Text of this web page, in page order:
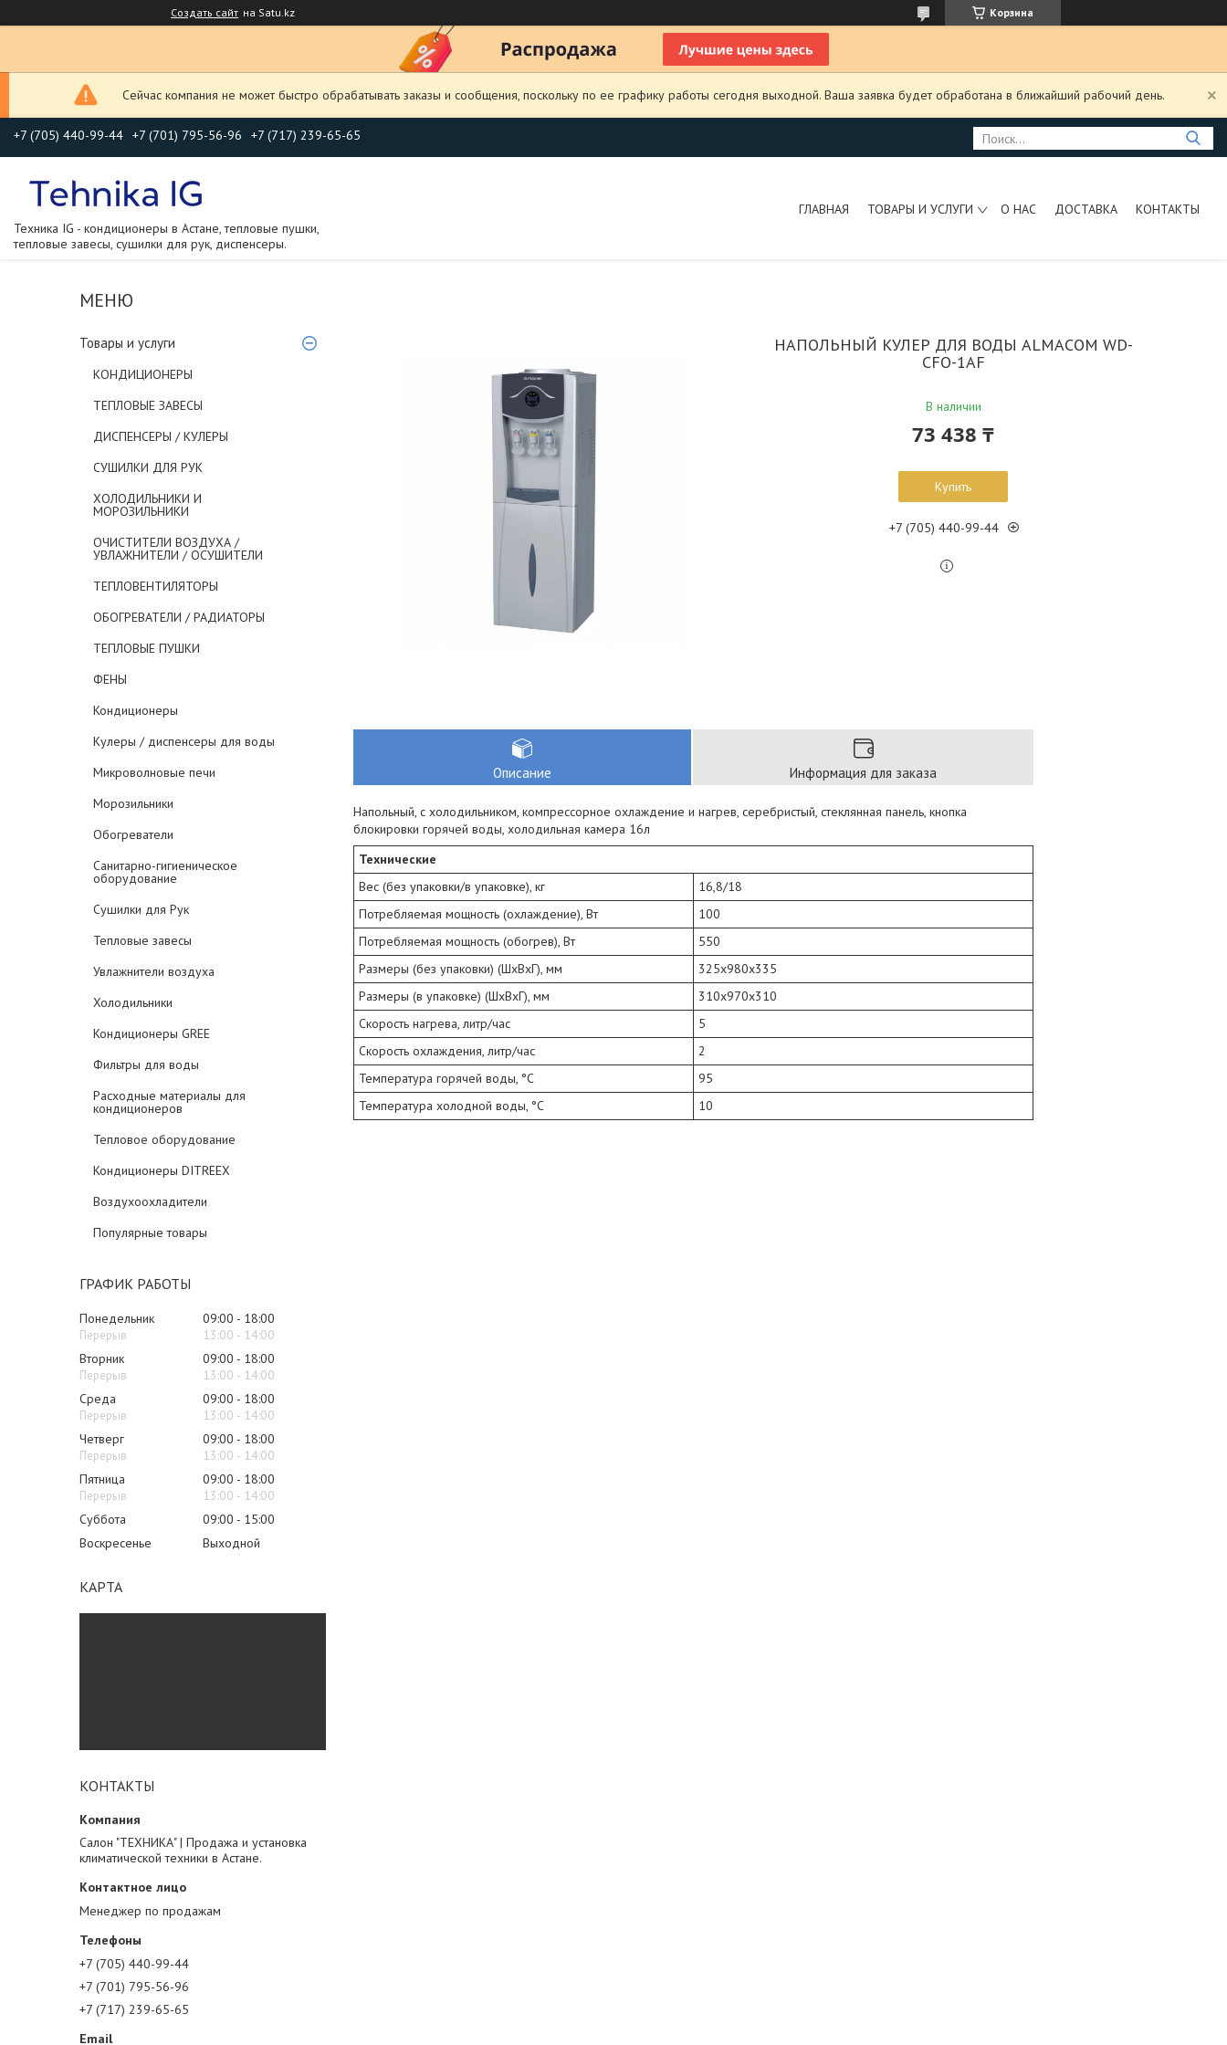
Создать сайт на Satu.kz Корзина
Сейчас компания не может быстро обрабатывать заказы и сообщения, поскольку по ее графику работы сегодня выходной. Ваша заявка будет обработана в ближайший рабочий день.
+7 (705) 440-99-44 +7 (701) 795-56-96 +7 (717) 239-65-65
Техника IG - кондиционеры в Астане, тепловые пушки,
тепловые завесы, сушилки для рук, диспенсеры.
ГЛАВНАЯ ТОВАРЫ И УСЛУГИ О НАС ДОСТАВКА КОНТАКТЫ
Товары и услуги
КОНДИЦИОНЕРЫ
ТЕПЛОВЫЕ ЗАВЕСЫ
ДИСПЕНСЕРЫ / КУЛЕРЫ
СУШИЛКИ ДЛЯ РУК
ХОЛОДИЛЬНИКИ И
МОРОЗИЛЬНИКИ
ОЧИСТИТЕЛИ ВОЗДУХА /
УВЛАЖНИТЕЛИ / ОСУШИТЕЛИ
ТЕПЛОВЕНТИЛЯТОРЫ
ОБОГРЕВАТЕЛИ / РАДИАТОРЫ
ТЕПЛОВЫЕ ПУШКИ
ФЕНЫ
Кондиционеры
Кулеры / диспенсеры для воды
Микроволновые печи
Морозильники
Обогреватели
Санитарно-гигиеническое
оборудование
Сушилки для Рук
Тепловые завесы
Увлажнители воздуха
Холодильники
Кондиционеры GREE
Фильтры для воды
Расходные материалы для
кондиционеров
Тепловое оборудование
Кондиционеры DITREEX
Воздухоохладители
Популярные товары
ГРАФИК РАБОТЫ
Понедельник 09:00
18:00
13:00
14:00
Вторник
09:00
18:00
13:00
14:00
Среда
09:00
18:00
13:00
14:00
Четверг
09:00
18:00
13:00
14:00
Пятница
09:00
18:00
13:00
14:00
Суббота
09:00
15:00
Воскресенье
Выходной
КАРТА
КОНТАКТЫ
Салон "ТЕХНИКА" | Продажа и установка
климатической техники в Астане.
Менеджер по продажам
+7 (705) 440-99-44
+7 (701) 795-56-96
+7 (717) 239-65-65
НАПОЛЬНЫЙ КУЛЕР ДЛЯ ВОДЫ ALMACOM WD-
CFO-1AF
В наличии
73 438 ₸
Купить
+7 (705) 440-99-44
Описание Информация для заказа
Напольный, с холодильником, компрессорное охлаждение и нагрев, серебристый, стеклянная панель, кнопка
блокировки горячей воды, холодильная камера 16л
Технические
Вес (без упаковки/в упаковке), кг
16,8/18
Потребляемая мощность (охлаждение), Вт
100
Потребляемая мощность (обогрев), Вт
550
Размеры (без упаковки) (ШхВхГ), мм
325x980x335
Размеры (в упаковке) (ШхВхГ), мм
310x970x310
Скорость нагрева, литр/час
5
Скорость охлаждения, литр/час
2
Температура горячей воды, °С
95
Температура холодной воды, °С
10